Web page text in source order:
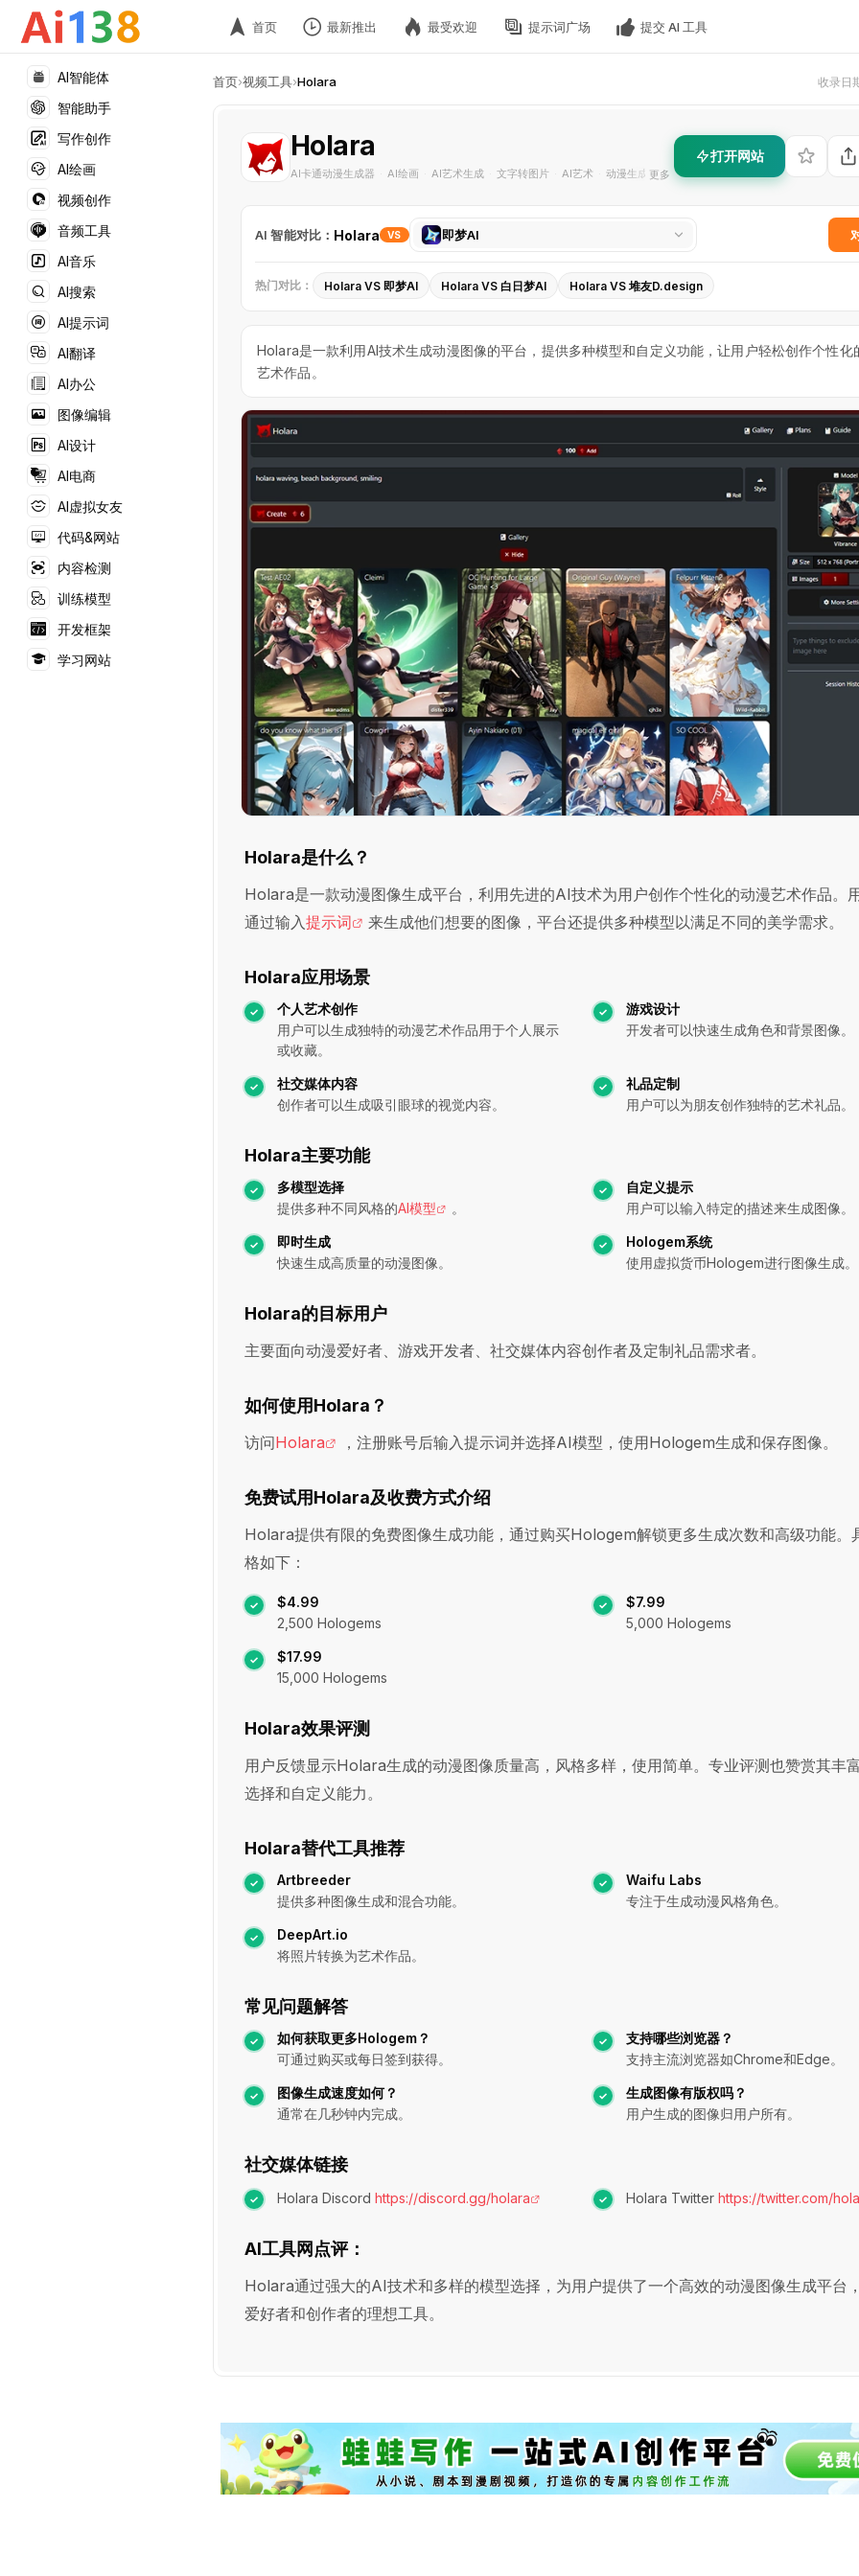
AI智能体
智能助手
写作创作
AI绘画
视频创作
音频工具
AI音乐
AI搜索
AI提示词
AI翻译
AI办公
图像编辑
AI设计
AI电商
AI虚拟女友
代码&网站
内容检测
训练模型
开发框架
学习网站
首页 最新推出 最受欢迎 提示词广场 提交 AI 工具
首页›视频工具›Holara 收录
Holara
AI卡通动漫生成器 AI绘画 AI艺术生成 文字转图片 AI艺术 动漫生成 · 图像创作
更多
打开网站
AI 智能对比： Holara VS
选
具
即梦AI
热门对比： Holara VS 即梦AI Holara VS 白日梦AI Holara VS 堆友D.design
Holara是一款利用AI技术生成动漫图像的平台，提供多种模型和自定义功能，让用户轻松创作个性化
艺术作品。
Holara是什么？
Holara是一款动漫图像生成平台，利用先进的AI技术为用户创作个性化的动漫艺术作品。
通过输入提示词 来生成他们想要的图像，平台还提供多种模型以满足不同的美学需求。
Holara应用场景
个人艺术创作
用户可以生成独特的动漫艺术作品用于个人展示
或收藏。
游戏设计
开发者可以快速生成角色和背景图像。
社交媒体内容
创作者可以生成吸引眼球的视觉内容。
礼品定制
用户可以为朋友创作独特的艺术礼品。
Holara主要功能
多模型选择
提供多种不同风格的AI模型 。
自定义提示
用户可以输入特定的描述来生成图像。
即时生成
快速生成高质量的动漫图像。
Hologem系统
使用虚拟货币Hologem进行图像生成。
Holara的目标用户
主要面向动漫爱好者、游戏开发者、社交媒体内容创作者及定制礼品需求者。
如何使用Holara？
访问Holara ，注册账号后输入提示词并选择AI模型，使用Hologem生成和保存图像。
免费试用Holara及收费方式介绍
Holara提供有限的免费图像生成功能，通过购买Hologem解锁更多生成次数和高级功能。
格如下：
$4.99
2,500 Hologems
$7.99
5,000 Hologems
$17.99
15,000 Hologems
Holara效果评测
用户反馈显示Holara生成的动漫图像质量高，风格多样，使用简单。专业评测也赞赏其丰
选择和自定义能力。
Holara替代工具推荐
Artbreeder
提供多种图像生成和混合功能。
Waifu Labs
专注于生成动漫风格角色。
DeepArt.io
将照片转换为艺术作品。
常见问题解答
如何获取更多Hologem？
可通过购买或每日签到获得。
支持哪些浏览器？
支持主流浏览器如Chrome和Edge。
图像生成速度如何？
通常在几秒钟内完成。
生成图像有版权吗？
用户生成的图像归用户所有。
社交媒体链接
Holara Discord https://discord.gg/holara Holara Twitter https://twitter.com/
AI工具网点评：
Holara通过强大的AI技术和多样的模型选择，为用户提供了一个高效的动漫图像生成平台
爱好者和创作者的理想工具。